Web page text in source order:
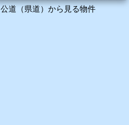
公道（県道）から見る物件